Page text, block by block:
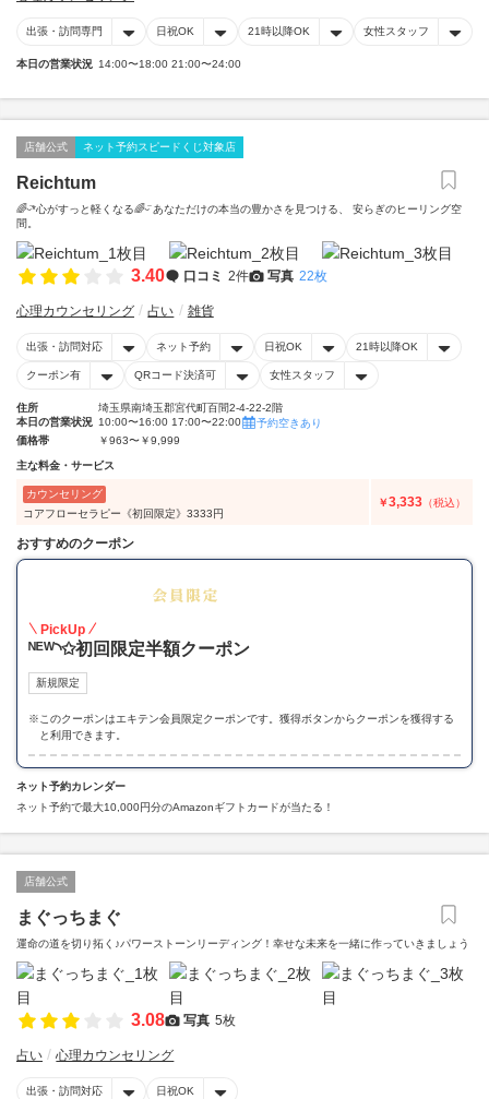
出張・訪問専門 日祝OK 21時以降OK 女性スタッフ
本日の営業状況 14:00〜18:00 21:00〜24:00
店舗公式 ネット予約スピードくじ対象店
Reichtum
🌈ᵕ̈*心がすっと軽くなる🌈ᵕ̈ あなただけの本当の豊かさを見つける、 安らぎのヒーリング空
間。
3.40 口コミ 2件 写真 22枚
心理カウンセリング 占い 雑貨
出張・訪問対応 ネット予約 日祝OK 21時以降OK
クーポン有 QRコード決済可 女性スタッフ
住所
埼玉県南埼玉郡宮代町百間2-4-22-2階
本日の営業状況 10:00〜16:00 17:00〜22:00
予約空きあり
価格帯
￥963〜￥9,999
主な料金・サービス
カウンセリング
コアフローセラピー《初回限定》3333円
￥3,333 （税込）
おすすめのクーポン
PickUp
ᴺᴱᵂ◝✩初回限定半額クーポン
新規限定
※ このクーポンはエキテン会員限定クーポンです。獲得ボタンからクーポンを獲得する
と利用できます。
ネット予約カレンダー
ネット予約で最大10,000円分のAmazonギフトカードが当たる！
店舗公式
まぐっちまぐ
運命の道を切り拓く♪パワーストーンリーディング！幸せな未来を一緒に作っていきましょう
3.08 写真 5枚
占い 心理カウンセリング
出張・訪問対応 日祝OK